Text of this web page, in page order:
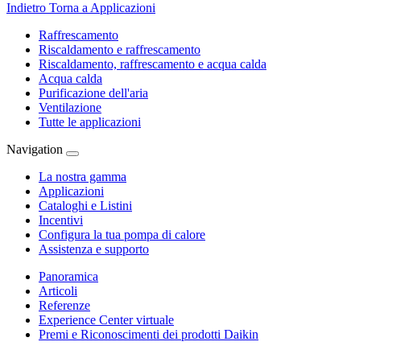
Indietro Torna a Applicazioni
Raffrescamento
Riscaldamento e raffrescamento
Riscaldamento, raffrescamento e acqua calda
Acqua calda
Purificazione dell'aria
Ventilazione
Tutte le applicazioni
Navigation
La nostra gamma
Applicazioni
Cataloghi e Listini
Incentivi
Configura la tua pompa di calore
Assistenza e supporto
Panoramica
Articoli
Referenze
Experience Center virtuale
Premi e Riconoscimenti dei prodotti Daikin